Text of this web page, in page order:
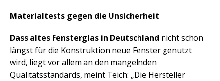
Materialtests gegen die Unsicherheit
Dass altes Fensterglas in Deutschland nicht schon
längst für die Konstruktion neue Fenster genutzt
wird, liegt vor allem an den mangelnden
Qualitätsstandards, meint Teich: „Die Hersteller